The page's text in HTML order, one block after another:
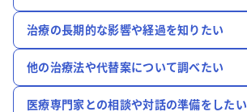
治療の長期的な影響や経過を知りたい
他の治療法や代替案について調べたい
医療専門家との相談や対話の準備をしたい